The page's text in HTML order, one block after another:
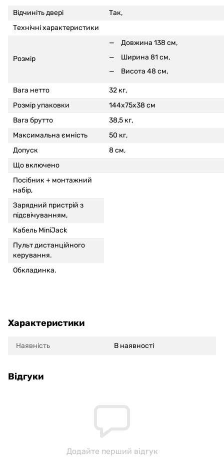
Відчиніть двері
Так,
Технічні характеристики
Розмір
Довжина 138 см,
Ширина 81 см,
Висота 48 см,
Вага нетто
32 кг,
Розмір упаковки
144x75x38 см
Вага брутто
38,5 кг,
Максимальна ємність
50 кг,
Допуск
8 см,
Що включено
Посібник + монтажний
набір,
Зарядний пристрій з
підсвічуванням,
Кабель MiniJack
Пульт дистанційного
керування.
Обкладинка.
Характеристики
Наявність В наявності
Відгуки
Додайте перший відгук